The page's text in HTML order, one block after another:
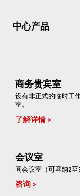
中心产品
商务贵宾室
设有非正式的临时工
室。
了解详情
会议室
间会议室（可容纳2至
咨询